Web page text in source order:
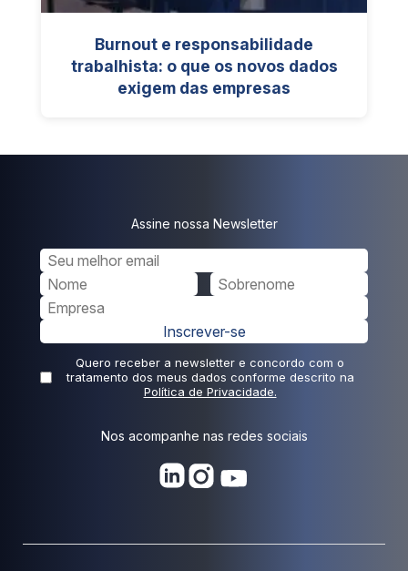
Burnout e responsabilidade
trabalhista: o que os novos dados
exigem das empresas
Assine nossa Newsletter
Inscrever-se
Quero receber a newsletter e concordo com o
tratamento dos meus dados conforme descrito na
Política de Privacidade.
Nos acompanhe nas redes sociais